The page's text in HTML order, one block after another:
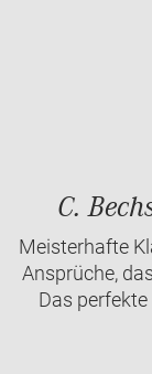
C.
Meisterhafte
Ansprüche,
Das